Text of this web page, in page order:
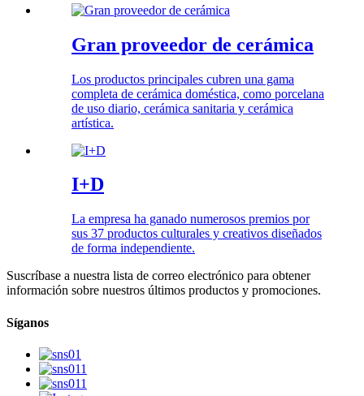
Gran proveedor de cerámica
Los productos principales cubren una gama
completa de cerámica doméstica, como porcelana
de uso diario, cerámica sanitaria y cerámica
artística.
I+D
La empresa ha ganado numerosos premios por
sus 37 productos culturales y creativos diseñados
de forma independiente.
Suscríbase a nuestra lista de correo electrónico para obtener
información sobre nuestros últimos productos y promociones.
Síganos